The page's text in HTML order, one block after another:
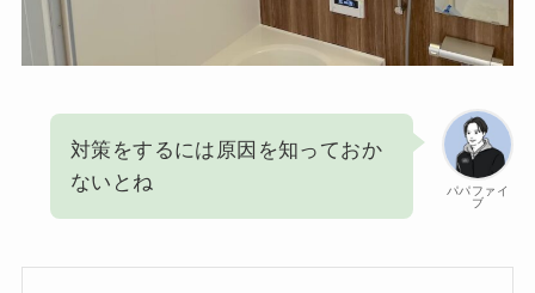
パパファイ
ブ
対策をするには原因を知っておか
ないとね